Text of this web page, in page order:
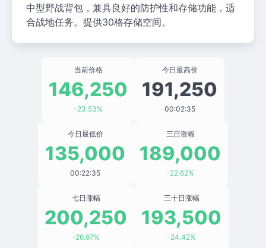
中型野战背包，兼具良好的防护性和存储功能，适
合战地任务。提供30格存储空间。
当前价格
146,250
-23.53%
今日最高价
191,250
00:02:35
今日最低价
135,000
00:22:35
三日涨幅
189,000
-22.62%
七日涨幅
200,250
-26.97%
三十日涨幅
193,500
-24.42%